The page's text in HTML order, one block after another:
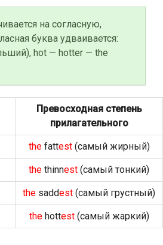
на согласную,
буква удваивается:
hot — hotter — the
Превосходная степень
прилагательного
thefattest(самый жирный)
the thinnest (самый тонкий)
the saddest (самый грустный)
thehottest(самый жаркий)